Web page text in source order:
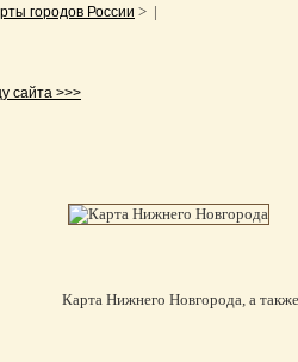
городов России > |
сайта >>>
Карта Нижнего Новгорода, а